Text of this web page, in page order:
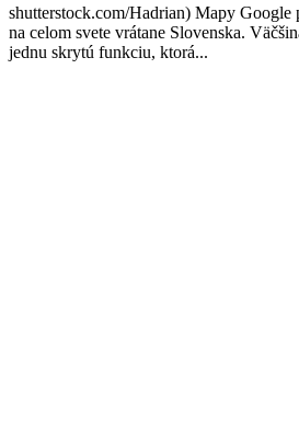
shutterstock.com/Hadrian) Mapy
na celom svete vrátane Slovenska.
jednu skrytú funkciu, ktorá...